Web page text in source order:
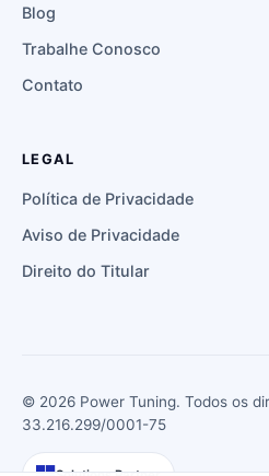
Blog
Trabalhe Conosco
Contato
LEGAL
Política de Privacidade
Aviso de Privacidade
Direito do Titular
© 2026 Power Tuning. Todos os
33.216.299/0001-75